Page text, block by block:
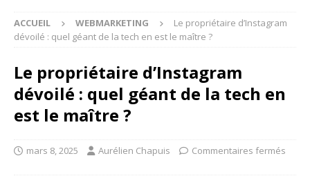
ACCUEIL WEBMARKETING
Le propriétaire d’Instagram
dévoilé : quel géant de la tech en est le maître ?
Le propriétaire d’Instagram
dévoilé : quel géant de la tech en
est le maître ?
mars 8, 2025 Aurélien Chapuis Commentaires fermés